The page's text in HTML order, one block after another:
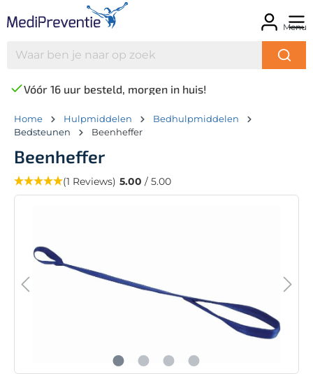
Menu
Vóór 16 uur besteld, morgen in huis!
Home Hulpmiddelen
Bedhulpmiddelen
Bedsteunen
Beenheffer
Beenheffer
(1 Reviews) 5.00 / 5.00